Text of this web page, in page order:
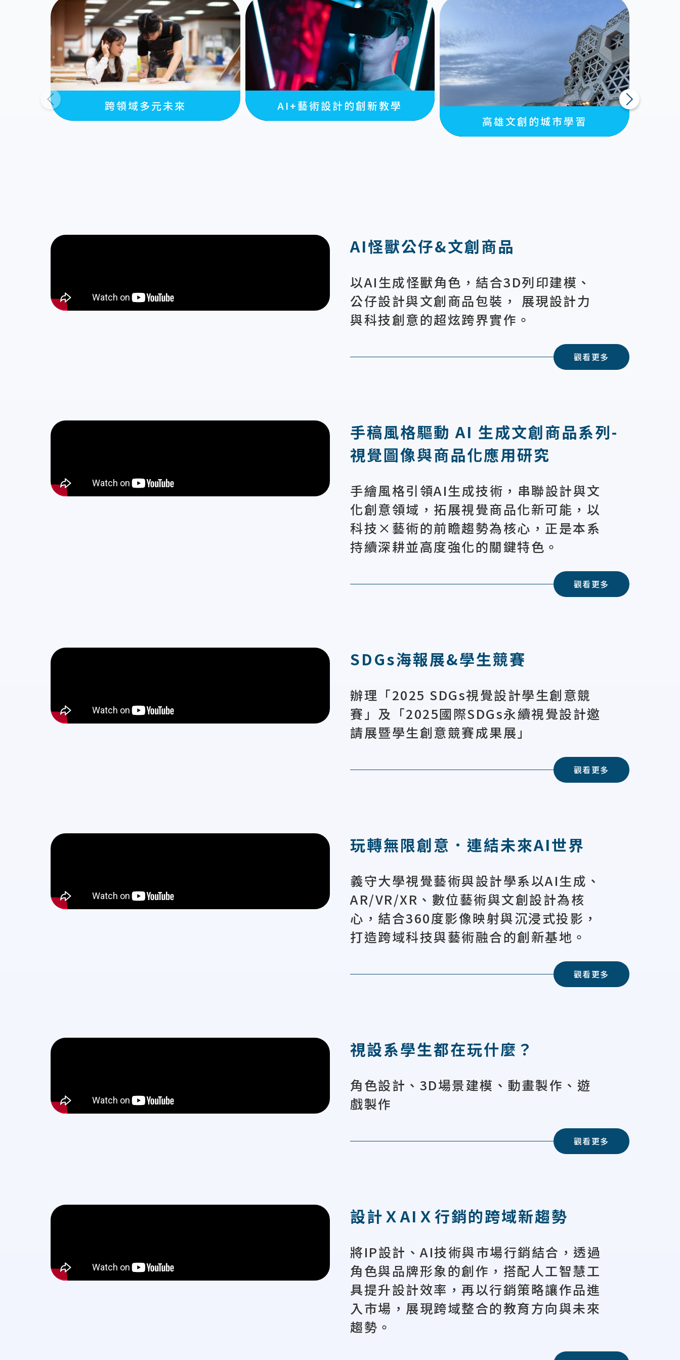
上一則 跨領域多元未來
AI+藝術設計的創新教學
高雄文創的城市學習
下一則
AI怪獸公仔&文創商品
以AI生成怪獸角色，結合3D列印建模、
公仔設計與文創商品包裝， 展現設計力
與科技創意的超炫跨界實作。
觀看更多
手稿風格驅動 AI 生成文創商品系列-
視覺圖像與商品化應用研究
手繪風格引領AI生成技術，串聯設計與文
化創意領域，拓展視覺商品化新可能，以
科技×藝術的前瞻趨勢為核心，正是本系
持續深耕並高度強化的關鍵特色。
觀看更多
SDGs海報展&學生競賽
辦理「2025 SDGs視覺設計學生創意競
賽」及「2025國際SDGs永續視覺設計邀
請展暨學生創意競賽成果展」
觀看更多
玩轉無限創意．連結未來AI世界
義守大學視覺藝術與設計學系以AI生成、
AR/VR/XR、數位藝術與文創設計為核
心，結合360度影像映射與沉浸式投影，
打造跨域科技與藝術融合的創新基地。
觀看更多
視設系學生都在玩什麼？
角色設計、3D場景建模、動畫製作、遊
戲製作
觀看更多
設計ＸAIＸ行銷的跨域新趨勢
將IP設計、AI技術與市場行銷結合，透過
角色與品牌形象的創作，搭配人工智慧工
具提升設計效率，再以行銷策略讓作品進
入市場，展現跨域整合的教育方向與未來
趨勢。